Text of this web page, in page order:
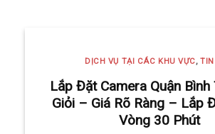
SIÊU AN NINH VÀ
TIẾT KIỆM |
MINH KHANG
DỊCH VỤ TẠI CÁC KHU VỰC,
Lắp Đặt Camera Quận Bình
Giỏi – Giá Rõ Ràng – Lắp
Vòng 30 Phút